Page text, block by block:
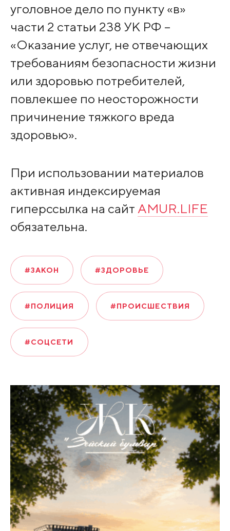
уголовное дело по пункту «в»
части 2 статьи 238 УК РФ –
«Оказание услуг, не отвечающих
требованиям безопасности жизни
или здоровью потребителей,
повлекшее по неосторожности
причинение тяжкого вреда
здоровью».
При использовании материалов
активная индексируемая
гиперссылка на сайт AMUR.LIFE
обязательна.
#ЗАКОН #ЗДОРОВЬЕ
#ПОЛИЦИЯ #ПРОИСШЕСТВИЯ
#СОЦСЕТИ